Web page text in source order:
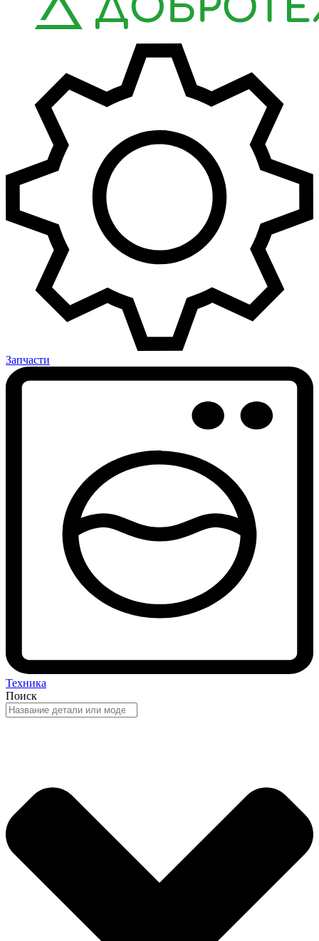
Запчасти
Техника
Поиск